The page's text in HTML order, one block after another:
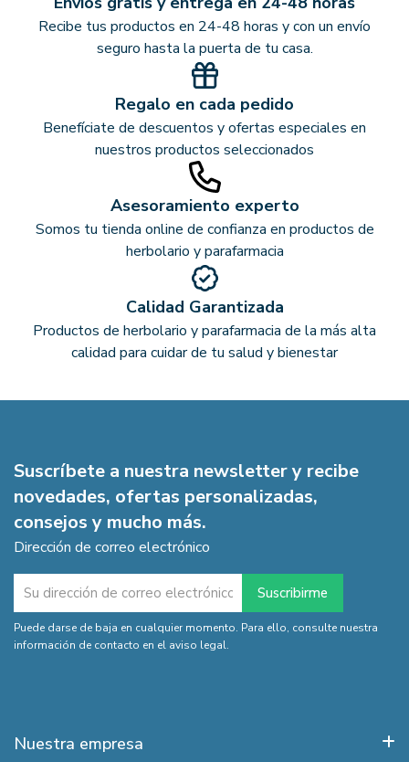
Recibe tus productos en 24-48 horas y con un envío
seguro hasta la puerta de tu casa.
Regalo en cada pedido
Benefíciate de descuentos y ofertas especiales en
nuestros productos seleccionados
Asesoramiento experto
Somos tu tienda online de confianza en productos de
herbolario y parafarmacia
Calidad Garantizada
Productos de herbolario y parafarmacia de la más alta
calidad para cuidar de tu salud y bienestar
Suscríbete a nuestra newsletter y recibe
novedades, ofertas personalizadas,
consejos y mucho más.
Dirección de correo electrónico
Puede darse de baja en cualquier momento. Para ello, consulte nuestra
información de contacto en el aviso legal.
Nuestra empresa